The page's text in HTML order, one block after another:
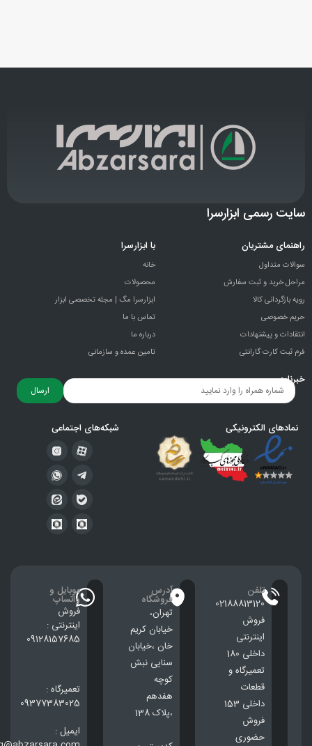
سایت رسمی ابزارسرا
راهنمای مشتریان
سوالات متداول
مراحل خرید و ثبت سفارش
رویه بازگردانی کالا
حریم خصوصی
انتقادات و پيشنهادات
فرم ثبت کارت گارانتی
با ابزارسرا
خانه
محصولات
ابزارسرا مگ | مجله تخصصی ابزار
تماس با ما
درباره ما
تامین عمده و سازمانی
خبرنامه
ارسال
نمادهای الکترونیکی شبکه‌های اجتماعی
تلفن
02188813120
فروش
اینترنتی
داخلی 180
تعمیرگاه و
قطعات
داخلی 153
فروش
حضوری
آدرس
فروشگاه
تهران،
خيابان كريم
خان ،خيابان
سنایی نبش
کوچه
هفدهم
،پلاک 138
موبایل و
واتساپ
فروش
اینترنتی :
09128157685
تعمیرگاه :
09377383025
ایمیل :